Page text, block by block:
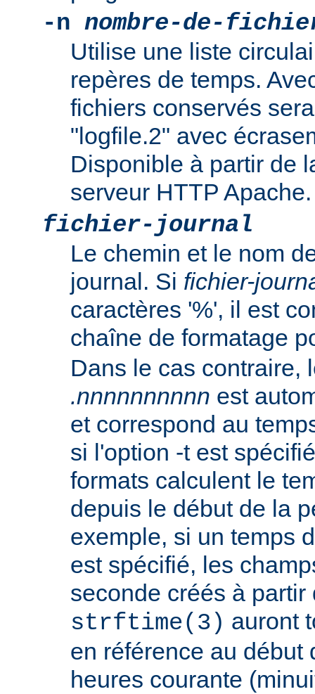
-n nombre-de-
Utilise une liste
repères de temps.
fichiers conservés
"logfile.2" avec
Disponible à partir de
serveur HTTP Apache.
fichier-journal
Le chemin et le nom
journal. Si fichier-
caractères '%', il est
chaîne de formatage
Dans le cas contraire,
.nnnnnnnnnn est
et correspond au
si l'option -t est
formats calculent le
depuis le début de la
exemple, si un temps
est spécifié, les
seconde créés à partir
strftime(3) auront
en référence au début
heures courante